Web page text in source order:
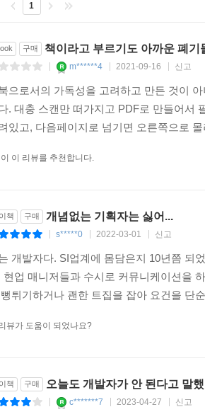
1
구매 책이라고 부르기도 아까운 폐기
m******4 2021-09-16 신고
으로서의 가독성을 고려하고 만든 것이
. 대충 스캔만 떠가지고 PDF로 만들어서
있고, 다음페이지로 넘기면 오른쪽으로
이 이 리뷰를 추천합니다.
책 구매 개념없는 기획자는 싫어...
s*****0 2022-03-01 신고
개발자다. SI업계에 몸담은지 10년쯤 되
현업 매니저들과 수시로 커뮤니케이션을
튀기하거나 괜한 트집을 잡아 요건을 단
뷰가 도움이 되었나요?
책 구매 오늘도 개발자가 안 된다고 말
c*******7 2023-04-27 신고